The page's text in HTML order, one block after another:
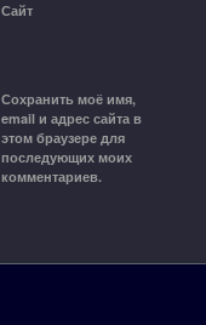
Сайт
Сохранить моё имя,
email и адрес сайта в
этом браузере для
последующих моих
комментариев.